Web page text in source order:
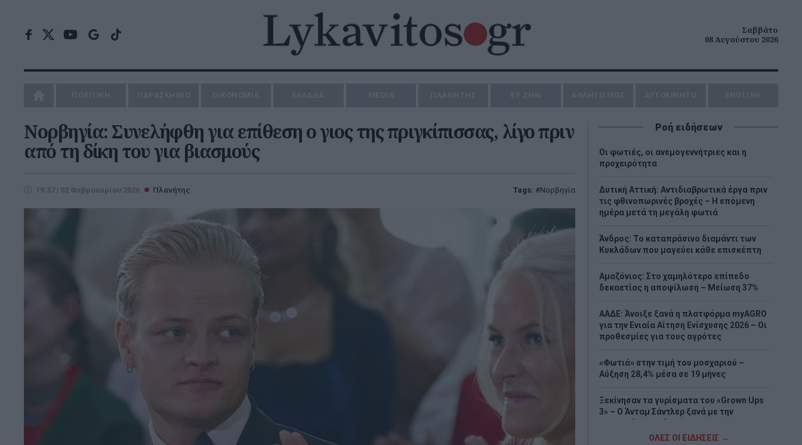
Σαββάτο
08 Αυγούστου 2026
Νορβηγία: Συνελήφθη για επίθεση ο γιος της πριγκίπισσας, λίγο πριν
από τη δίκη του για βιασμούς
19:37 | 02 Φεβρουαρίου 2026 Πλανήτης Tags: Νορβηγία
Ροή ειδήσεων
Οι φωτιές, οι ανεμογεννήτριες και η
προχειρότητα
Δυτική Αττική: Αντιδιαβρωτικά έργα πριν
τις φθινοπωρινές βροχές – Η επόμενη
ημέρα μετά τη μεγάλη φωτιά
Άνδρος: Το καταπράσινο διαμάντι των
Κυκλάδων που μαγεύει κάθε επισκέπτη
Αμαζόνιος: Στο χαμηλότερο επίπεδο
δεκαετίας η αποψίλωση – Μείωση 37%
ΑΑΔΕ: Άνοιξε ξανά η πλατφόρμα myAGRO
για την Ενιαία Αίτηση Ενίσχυσης 2026 – Οι
προθεσμίες για τους αγρότες
«Φωτιά» στην τιμή του μοσχαριού –
Αύξηση 28,4% μέσα σε 19 μήνες
Ξεκίνησαν τα γυρίσματα του «Grown Ups
3» – Ο Άνταμ Σάντλερ ξανά με την
αγαπημένη παρέα
ΟΛΕΣ ΟΙ ΕΙΔΗΣΕΙΣ →